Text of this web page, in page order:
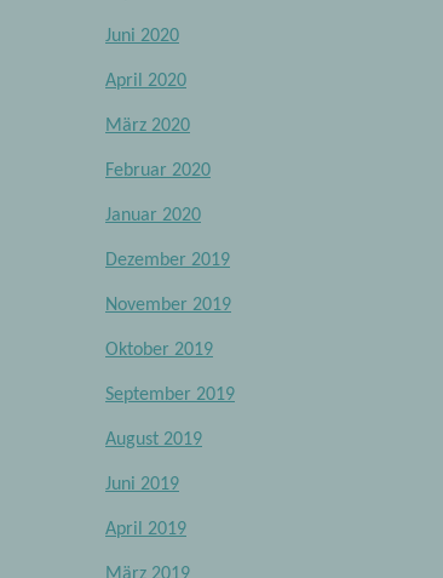
Juni 2020
April 2020
März 2020
Februar 2020
Januar 2020
Dezember 2019
November 2019
Oktober 2019
September 2019
August 2019
Juni 2019
April 2019
März 2019